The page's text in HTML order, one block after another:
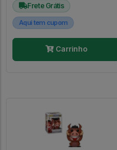
Frete Grátis
Aqui tem cupom
Carrinho